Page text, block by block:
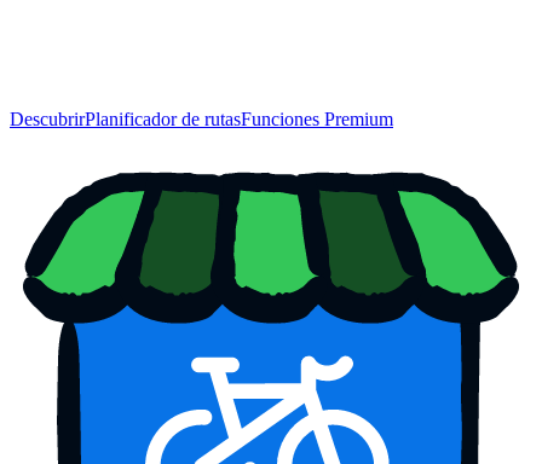
DescubrirPlanificador de rutasFunciones Premium